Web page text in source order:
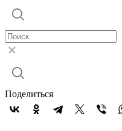
Поделиться